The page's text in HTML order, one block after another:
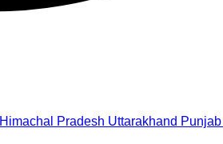
Himachal Pradesh Uttarakhand Punjab